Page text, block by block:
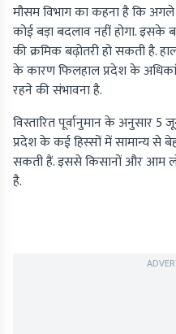
मौसम विभाग का कहना है कि
कोई बड़ा बदलाव नहीं होगा. इसके
की क्रमिक बढ़ोतरी हो सकती है.
के कारण फिलहाल प्रदेश के
रहने की संभावना है.
विस्तारित पूर्वानुमान के अनुसार
प्रदेश के कई हिस्सों में सामान्य से
सकती हैं. इससे किसानों और आम
है.